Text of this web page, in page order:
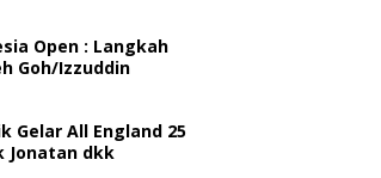
Open : Langkah
Goh/Izzuddin
Gelar All England 25
Jonatan dkk